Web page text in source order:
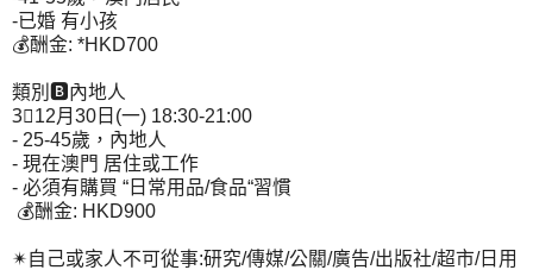
-已婚 有小孩
💰酬金: *HKD700
類別🅱內地人
3⃣12月30日(一) 18:30-21:00
- 25-45歲，內地人
- 現在澳門 居住或工作
- 必須有購買 “日常用品/食品“習慣
💰酬金: HKD900
✴自己或家人不可從事:研究/傳媒/公關/廣告/出版社/超市/日用